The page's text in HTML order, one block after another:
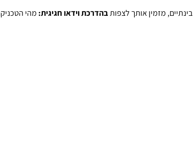
בינתיים, מזמין אותך לצפותבהדרכת וידאו חגיגית: מהי